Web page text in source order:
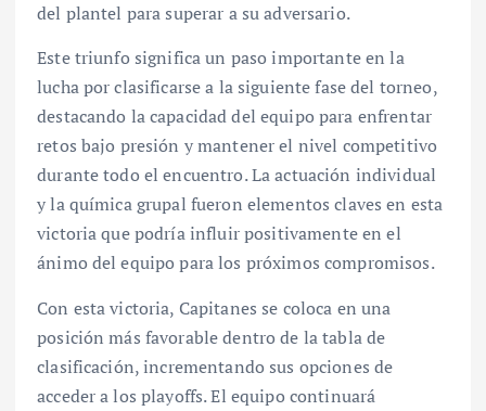
del plantel para superar a su adversario.
Este triunfo significa un paso importante en la
lucha por clasificarse a la siguiente fase del torneo,
destacando la capacidad del equipo para enfrentar
retos bajo presión y mantener el nivel competitivo
durante todo el encuentro. La actuación individual
y la química grupal fueron elementos claves en esta
victoria que podría influir positivamente en el
ánimo del equipo para los próximos compromisos.
Con esta victoria, Capitanes se coloca en una
posición más favorable dentro de la tabla de
clasificación, incrementando sus opciones de
acceder a los playoffs. El equipo continuará